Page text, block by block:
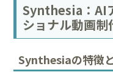
Synthesia：AI
ショナル動画
Synthesiaの特徴